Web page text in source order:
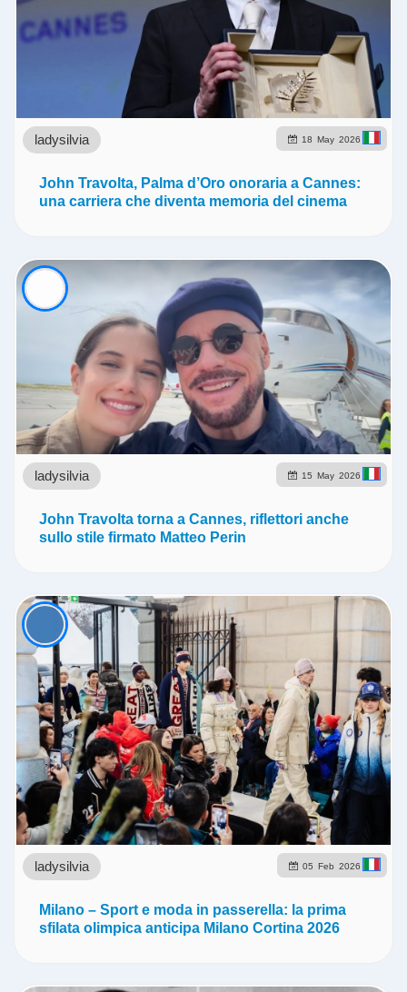
18 May 2026
ladysilvia
John Travolta, Palma d’Oro onoraria a Cannes:
una carriera che diventa memoria del cinema
15 May 2026
ladysilvia
John Travolta torna a Cannes, riflettori anche
sullo stile firmato Matteo Perin
05 Feb 2026
ladysilvia
Milano – Sport e moda in passerella: la prima
sfilata olimpica anticipa Milano Cortina 2026